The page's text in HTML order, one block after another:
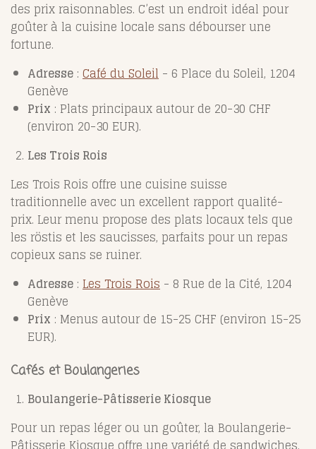
des prix raisonnables. C’est un endroit idéal pour
goûter à la cuisine locale sans débourser une
fortune.
Adresse : Café du Soleil - 6 Place du Soleil, 1204
Genève
Prix : Plats principaux autour de 20-30 CHF
(environ 20-30 EUR).
Les Trois Rois
Les Trois Rois offre une cuisine suisse
traditionnelle avec un excellent rapport qualité-
prix. Leur menu propose des plats locaux tels que
les röstis et les saucisses, parfaits pour un repas
copieux sans se ruiner.
Adresse : Les Trois Rois - 8 Rue de la Cité, 1204
Genève
Prix : Menus autour de 15-25 CHF (environ 15-25
EUR).
Cafés et Boulangeries
Boulangerie-Pâtisserie Kiosque
Pour un repas léger ou un goûter, la Boulangerie-